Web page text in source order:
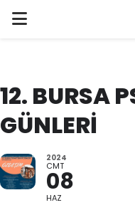
PRIMARY
12. BURSA
GÜNLERI
2024
CMT
08
HAZ